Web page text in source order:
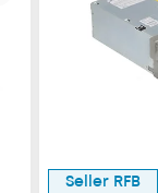
Seller RFB